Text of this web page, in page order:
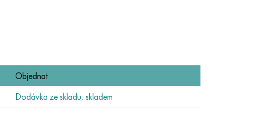
Objednat
Dodávka ze skladu, skladem